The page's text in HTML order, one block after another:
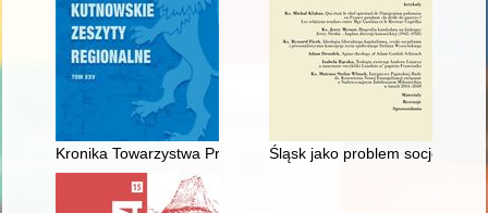
Kronika Towarzystwa Przyjaciół Ziemi Kutnowskiej za 2020 rok
Śląsk jako problem